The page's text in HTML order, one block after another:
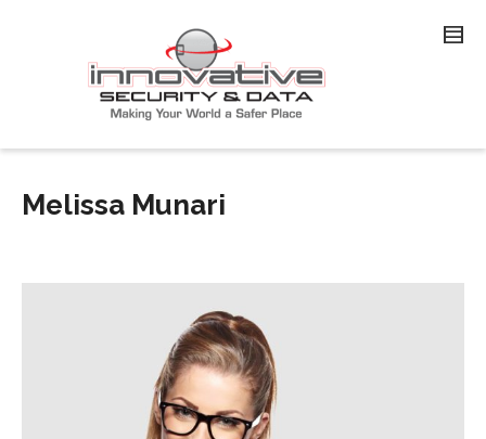
Melissa Munari